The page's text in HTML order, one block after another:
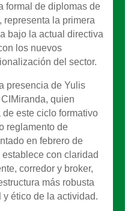
formal de diplomas de
la primera
bajo la actual directiva
los nuevos
del sector.
presencia de Yulis
quien
este ciclo formativo
reglamento de
en febrero de
con claridad
corredor y broker,
más robusta
ético de la actividad.